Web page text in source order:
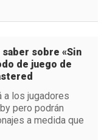
sobre «Sin
de juego de
a los jugadores
pero podrán
a medida que